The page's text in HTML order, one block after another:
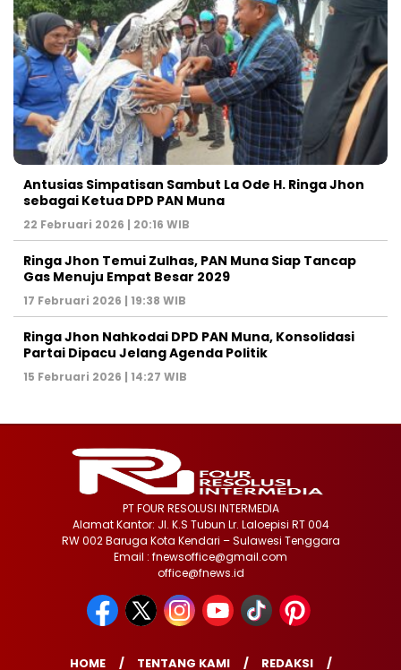
Antusias Simpatisan Sambut La Ode H. Ringa Jhon
sebagai Ketua DPD PAN Muna
22 Februari 2026 | 20:16 WIB
Ringa Jhon Temui Zulhas, PAN Muna Siap Tancap
Gas Menuju Empat Besar 2029
17 Februari 2026 | 19:38 WIB
Ringa Jhon Nahkodai DPD PAN Muna, Konsolidasi
Partai Dipacu Jelang Agenda Politik
15 Februari 2026 | 14:27 WIB
PT FOUR RESOLUSI INTERMEDIA
Alamat Kantor: Jl. K.S Tubun Lr. Laloepisi RT 004
RW 002 Baruga Kota Kendari – Sulawesi Tenggara
Email : fnewsoffice@gmail.com
office@fnews.id
HOME TENTANG KAMI REDAKSI